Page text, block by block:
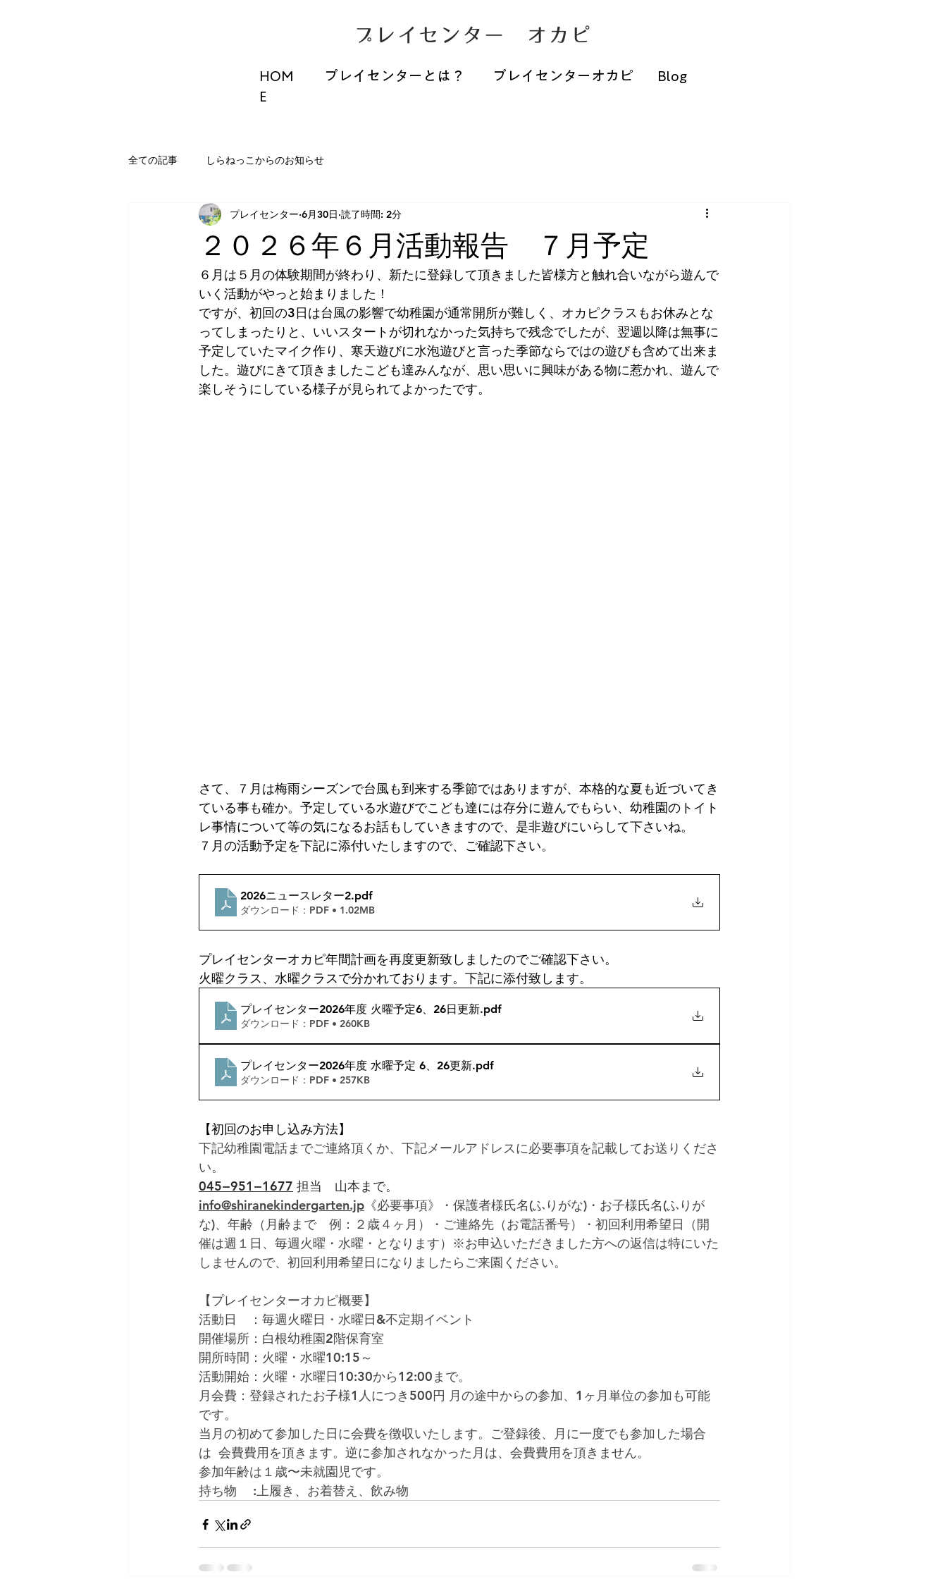
プレイセンター オカピ
HOM
E
プレイセンターとは？ プレイセンターオカピ Blog
全ての記事 しらねっこからのお知らせ
２０２６年６月活動報告 ７月予定
プレイセンター 6月30日 読了時間: 2分
６月は５月の体験期間が終わり、新たに登録して頂きました皆様方と触れ合いながら遊んで
いく活動がやっと始まりました！
ですが、初回の3日は台風の影響で幼稚園が通常開所が難しく、オカピクラスもお休みとな
ってしまったりと、いいスタートが切れなかった気持ちで残念でしたが、翌週以降は無事に
予定していたマイク作り、寒天遊びに水泡遊びと言った季節ならではの遊びも含めて出来ま
した。遊びにきて頂きましたこども達みんなが、思い思いに興味がある物に惹かれ、遊んで
楽しそうにしている様子が見られてよかったです。
さて、７月は梅雨シーズンで台風も到来する季節ではありますが、本格的な夏も近づいてき
ている事も確か。予定している水遊びでこども達には存分に遊んでもらい、幼稚園のトイト
レ事情について等の気になるお話もしていきますので、是非遊びにいらして下さいね。
７月の活動予定を下記に添付いたしますので、ご確認下さい。
2026ニュースレター2.pdf
ダウンロード：PDF • 1.02MB
プレイセンターオカピ年間計画を再度更新致しましたのでご確認下さい。
火曜クラス、水曜クラスで分かれております。下記に添付致します。
プレイセンター2026年度 火曜予定6、26日更新.pdf
ダウンロード：PDF • 260KB
プレイセンター2026年度 水曜予定 6、26更新.pdf
ダウンロード：PDF • 257KB
【初回のお申し込み方法】
下記幼稚園電話までご連絡頂くか、下記メールアドレスに必要事項を記載してお送りくださ
い。
045−951−1677 担当　山本まで。
info@shiranekindergarten.jp 《必要事項》・保護者様氏名(ふりがな)・お子様氏名(ふりが
な)、年齢（月齢まで　例：２歳４ヶ月）・ご連絡先（お電話番号）・初回利用希望日（開
催は週１日、毎週火曜・水曜・となります）※お申込いただきました方への返信は特にいた
しませんので、初回利用希望日になりましたらご来園ください。
【プレイセンターオカピ概要】
活動日　：毎週火曜日・水曜日&不定期イベント
開催場所：白根幼稚園2階保育室
開所時間：火曜・水曜10:15～
活動開始：火曜・水曜日10:30から12:00まで。
月会費：登録されたお子様1人につき500円 月の途中からの参加、1ヶ月単位の参加も可能
です。
当月の初めて参加した日に会費を徴収いたします。ご登録後、月に一度でも参加した場合
は  会費費用を頂きます。逆に参加されなかった月は、会費費用を頂きません。
参加年齢は１歳〜未就園児です。
持ち物　 :上履き、お着替え、飲み物